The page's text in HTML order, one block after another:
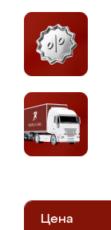
Цена